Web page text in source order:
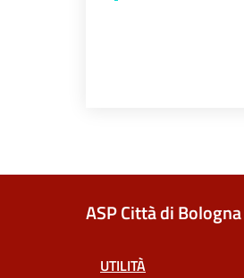
ASP Città di Bologna
UTILITÀ